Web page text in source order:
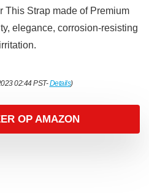
This Strap made of Premium
elegance, corrosion-resisting
02:44 PST-Details)
OP AMAZON